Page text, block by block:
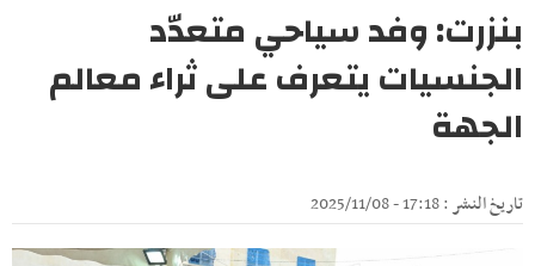
بنزرت: وفد سياحي متعدّد
الجنسيات يتعرف على ثراء معالم
الجهة
تاريخ النشر : 17:18 - 2025/11/08